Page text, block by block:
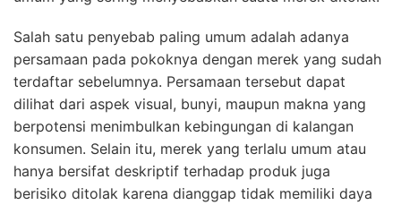
Salah satu penyebab paling umum adalah adanya
persamaan pada pokoknya dengan merek yang sudah
terdaftar sebelumnya. Persamaan tersebut dapat
dilihat dari aspek visual, bunyi, maupun makna yang
berpotensi menimbulkan kebingungan di kalangan
konsumen. Selain itu, merek yang terlalu umum atau
hanya bersifat deskriptif terhadap produk juga
berisiko ditolak karena dianggap tidak memiliki daya